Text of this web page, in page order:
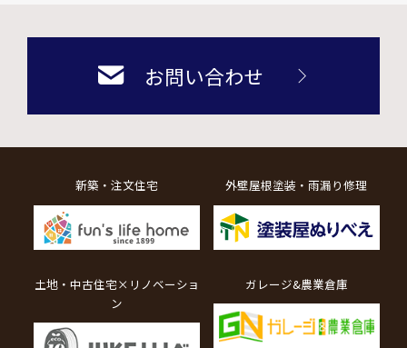
お問い合わせ
新築・注文住宅 外壁屋根塗装・雨漏り修理
土地・中古住宅×リノベーショ
ン
ガレージ&農業倉庫